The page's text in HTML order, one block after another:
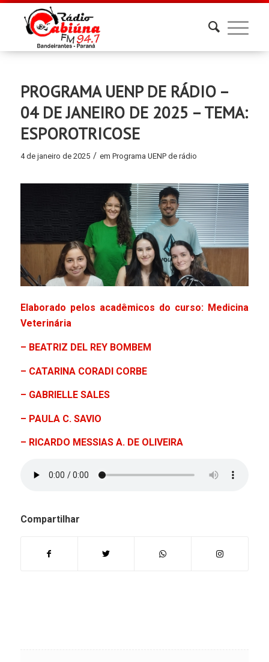
PROGRAMA UENP DE RÁDIO –
04 DE JANEIRO DE 2025 – TEMA:
ESPOROTRICOSE
4 de janeiro de 2025 / em Programa UENP de rádio
Elaborado pelos acadêmicos do curso: Medicina
Veterinária
– BEATRIZ DEL REY BOMBEM
– CATARINA CORADI CORBE
– GABRIELLE SALES
– PAULA C. SAVIO
– RICARDO MESSIAS A. DE OLIVEIRA
Compartilhar